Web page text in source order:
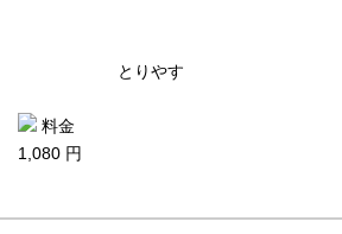
とりやす
料金
1,080 円